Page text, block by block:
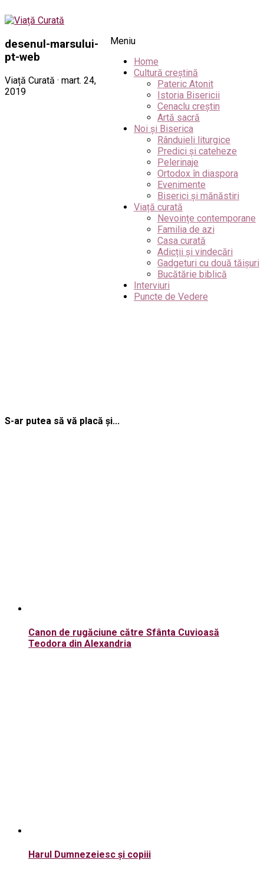
Meniu
Home
Cultură creștină
Pateric Atonit
Istoria Bisericii
Cenaclu creștin
Artă sacră
Noi și Biserica
Rânduieli liturgice
Predici și cateheze
Pelerinaje
Ortodox în diaspora
Evenimente
Biserici și mănăstiri
Viață curată
Nevoințe contemporane
Familia de azi
Casa curată
Adicții și vindecări
Gadgeturi cu două tăișuri
Bucătărie biblică
Interviuri
Puncte de Vedere
desenul-marsului-
pt-web
Viață Curată · mart. 24,
2019
S-ar putea să vă placă și...
Canon de rugăciune către Sfânta Cuvioasă
Teodora din Alexandria
Harul Dumnezeiesc și copiii